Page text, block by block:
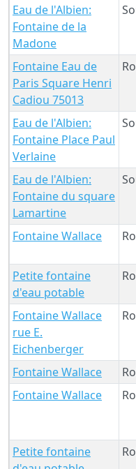
Eau de l'Albien:
Fontaine de la
Madone
Fontaine Eau de
Paris Square Henri
Cadiou 75013
Eau de l'Albien:
Fontaine Place Paul
Verlaine
Eau de l'Albien:
Fontaine du square
Lamartine
Fontaine Wallace
Petite fontaine
d'eau potable
Fontaine Wallace
rue E.
Eichenberger
Fontaine Wallace
Fontaine Wallace
Petite fontaine